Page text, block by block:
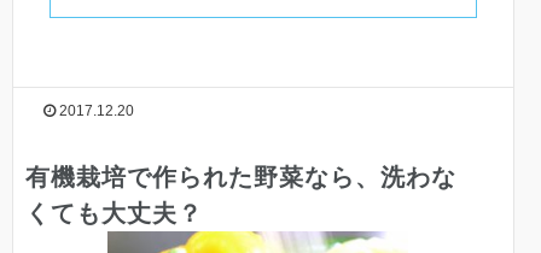
2017.12.20
有機栽培で作られた野菜なら、洗わな
くても大丈夫？